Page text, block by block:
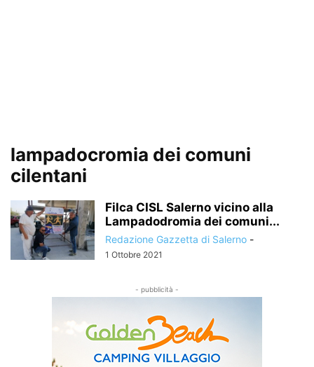
lampadocromia dei comuni
cilentani
Filca CISL Salerno vicino alla
Lampadodromia dei comuni...
Redazione Gazzetta di Salerno -
1 Ottobre 2021
- pubblicità -